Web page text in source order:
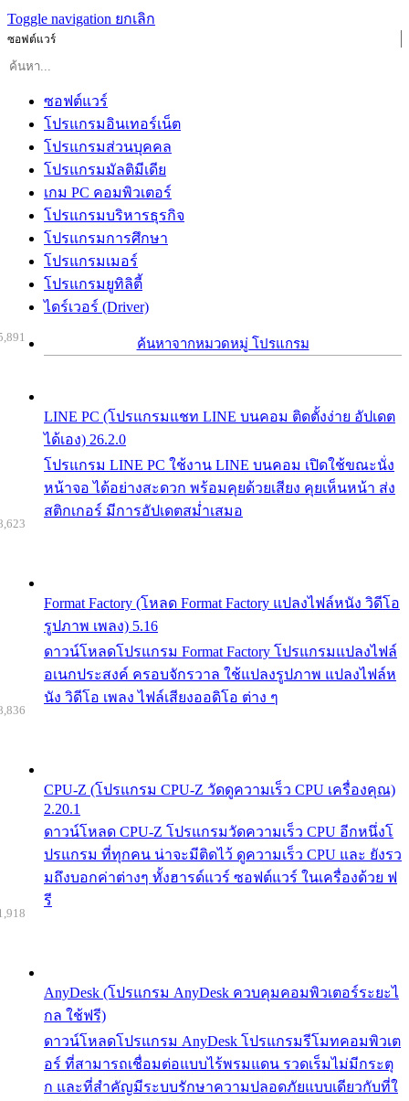
Toggle navigation ยกเลิก
ซอฟต์แวร์
ซอฟต์แวร์
โปรแกรมอินเทอร์เน็ต
โปรแกรมส่วนบุคคล
โปรแกรมมัลติมีเดีย
เกม PC คอมพิวเตอร์
โปรแกรมบริหารธุรกิจ
โปรแกรมการศึกษา
โปรแกรมเมอร์
โปรแกรมยูทิลิตี้
ไดร์เวอร์ (Driver)
ค้นหาจากหมวดหมู่ โปรแกรม
LINE PC (โปรแกรมแชท LINE บนคอม ติดตั้งง่าย อัปเดต
ได้เอง) 26.2.0
โปรแกรม LINE PC ใช้งาน LINE บนคอม เปิดใช้ขณะนั่ง
หน้าจอ ได้อย่างสะดวก พร้อมคุยด้วยเสียง คุยเห็นหน้า ส่ง
สติกเกอร์ มีการอัปเดตสม่ำเสมอ
Format Factory (โหลด Format Factory แปลงไฟล์หนัง วิดีโอ
รูปภาพ เพลง) 5.16
ดาวน์โหลดโปรแกรม Format Factory โปรแกรมแปลงไฟล์
อเนกประสงค์ ครอบจักรวาล ใช้แปลงรูปภาพ แปลงไฟล์ห
นัง วิดีโอ เพลง ไฟล์เสียงออดิโอ ต่าง ๆ
CPU-Z (โปรแกรม CPU-Z วัดดูความเร็ว CPU เครื่องคุณ)
2.20.1
ดาวน์โหลด CPU-Z โปรแกรมวัดความเร็ว CPU อีกหนึ่งโ
ปรแกรม ที่ทุกคน น่าจะมีติดไว้ ดูความเร็ว CPU และ ยังรว
มถึงบอกค่าต่างๆ ทั้งฮารด์แวร์ ซอฟต์แวร์ ในเครื่องด้วย ฟ
รี
AnyDesk (โปรแกรม AnyDesk ควบคุมคอมพิวเตอร์ระยะไ
กล ใช้ฟรี)
ดาวน์โหลดโปรแกรม AnyDesk โปรแกรมรีโมทคอมพิวเต
อร์ ที่สามารถเชื่อมต่อแบบไร้พรมแดน รวดเร็มไม่มีกระตุ
ก และที่สำคัญมีระบบรักษาความปลอดภัยแบบเดียวกับที่ใ